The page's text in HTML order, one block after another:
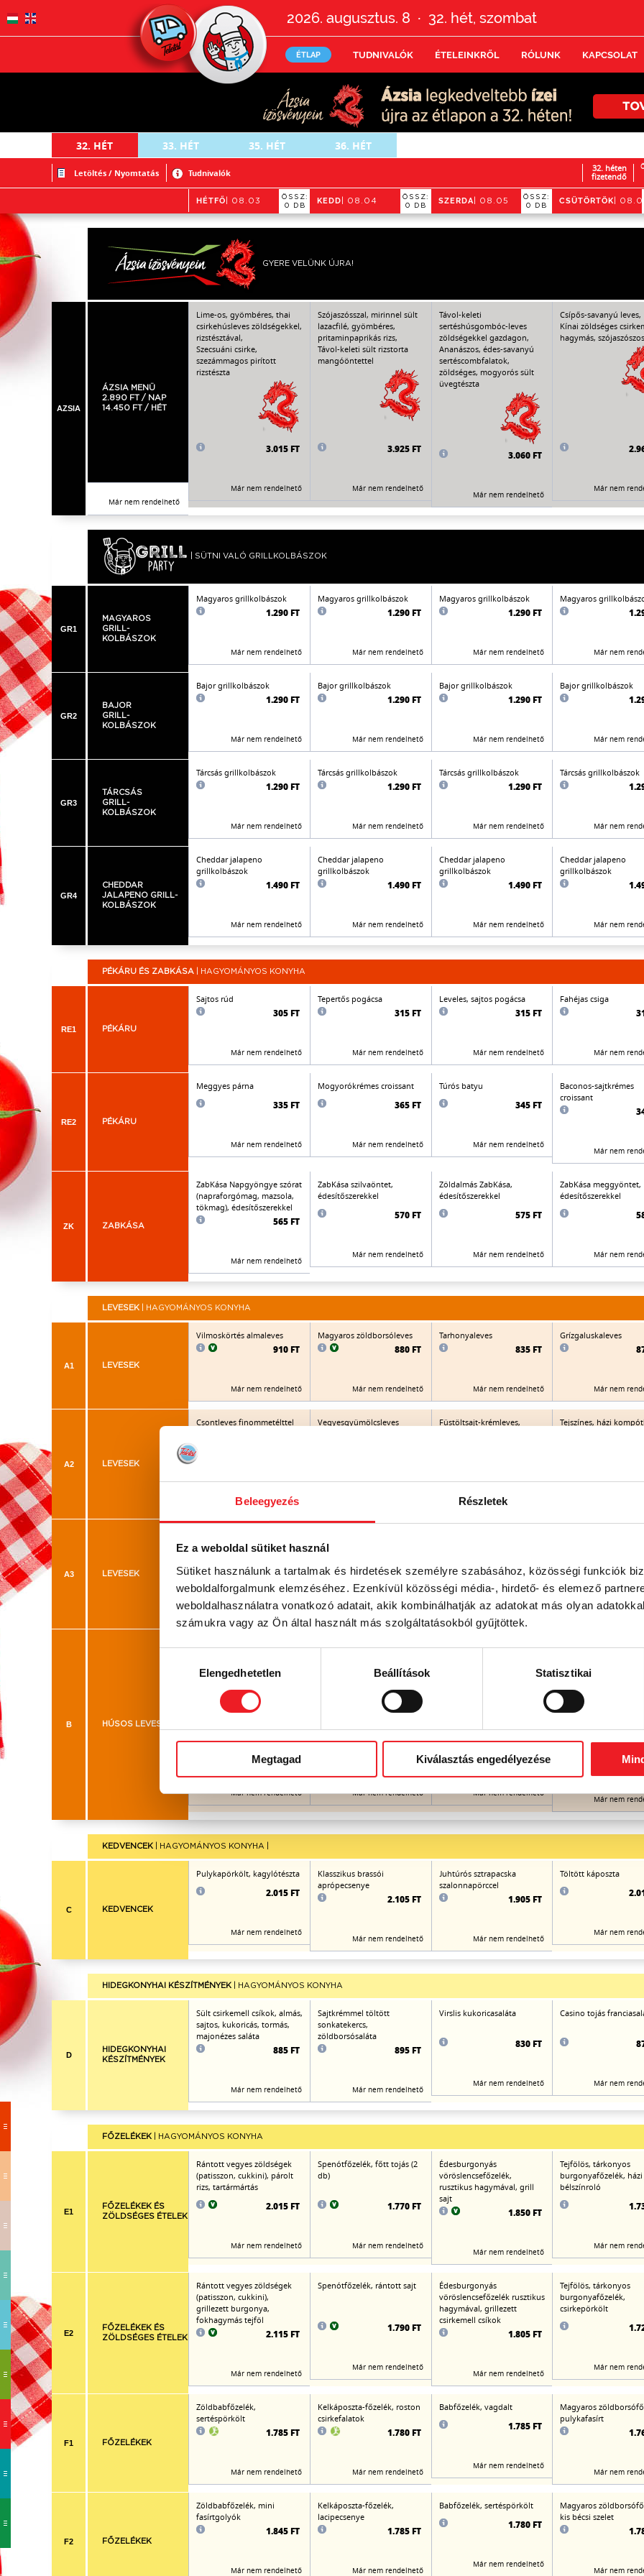
Beleegyezés Részletek
Ez a weboldal sütiket használ
Sütiket használunk a tartalmak és hirdetések személyre szabásához, közösségi funkciók
weboldalforgalmunk elemzéséhez. Ezenkívül közösségi média-, hirdető- és elemező
weboldalhasználatra vonatkozó adatait, akik kombinálhatják az adatokat más olyan
számukra vagy az Ön által használt más szolgáltatásokból gyűjtöttek.
kiválasztásaElengedhetetlen Beállítások Statisztikai
Megtagad Kiválasztás engedélyezése
2026. augusztus. 8 • 32. hét, szombat
ÉTLAP TUDNIVALÓK ÉTELEINKRŐL RÓLUNK KAPCSOLAT
32. HÉT 33. HÉT 35. HÉT 36. HÉT
Letöltés / Nyomtatás Tudnivalók
32. héten
fizetendő
HÉTFŐ | 08.03
ÖSSZ:
0 DB
KEDD | 08.04
ÖSSZ:
0 DB
SZERDA | 08.05
ÖSSZ:
0 DB
CSÜTÖRTÖK |
GYERE VELÜNK ÚJRA!
AZSIA
ÁZSIA MENÜ
2.890 FT / NAP
14.450 FT / HÉT
Már nem rendelhető
Lime-os, gyömbéres, thai
csirkehúsleves zöldségekkel,
rizstésztával,
Szecsuáni csirke,
szezámmagos pirított
rizstészta
3.015 FT
Már nem rendelhető
Szójaszósszal, mirinnel sült
lazacfilé, gyömbéres,
pritaminpaprikás rizs,
Távol-keleti sült rizstorta
mangóöntettel
3.925 FT
Már nem rendelhető
Távol-keleti
sertéshúsgombóc-leves
zöldségekkel gazdagon,
Ananászos, édes-savanyú
sertéscombfalatok,
zöldséges, mogyorós sült
üvegtészta
3.060 FT
Már nem rendelhető
Csípős-savanyú leves,
Kínai zöldséges
hagymás,
Már nem
| SÜTNI VALÓ GRILLKOLBÁSZOK
GR1
MAGYAROS
GRILL-
KOLBÁSZOK
Magyaros grillkolbászok
1.290 FT
Már nem rendelhető
Magyaros grillkolbászok
1.290 FT
Már nem rendelhető
Magyaros grillkolbászok
1.290 FT
Már nem rendelhető
Magyaros
Már nem
GR2
BAJOR
GRILL-
KOLBÁSZOK
Bajor grillkolbászok
1.290 FT
Már nem rendelhető
Bajor grillkolbászok
1.290 FT
Már nem rendelhető
Bajor grillkolbászok
1.290 FT
Már nem rendelhető
Bajor grillkolbászok
Már nem
GR3
TÁRCSÁS
GRILL-
KOLBÁSZOK
Tárcsás grillkolbászok
1.290 FT
Már nem rendelhető
Tárcsás grillkolbászok
1.290 FT
Már nem rendelhető
Tárcsás grillkolbászok
1.290 FT
Már nem rendelhető
Tárcsás grillkolbászok
Már nem
GR4
CHEDDAR
JALAPENO GRILL-
KOLBÁSZOK
Cheddar jalapeno
grillkolbászok
1.490 FT
Már nem rendelhető
Cheddar jalapeno
grillkolbászok
1.490 FT
Már nem rendelhető
Cheddar jalapeno
grillkolbászok
1.490 FT
Már nem rendelhető
Cheddar jalapeno
grillkolbászok
Már nem
PÉKÁRU ÉS ZABKÁSA | HAGYOMÁNYOS KONYHA
RE1 PÉKÁRU
Sajtos rúd
305 FT
Már nem rendelhető
Tepertős pogácsa
315 FT
Már nem rendelhető
Leveles, sajtos pogácsa
315 FT
Már nem rendelhető
Fahéjas csiga
Már nem
RE2 PÉKÁRU
Meggyes párna
335 FT
Már nem rendelhető
Mogyorókrémes croissant
365 FT
Már nem rendelhető
Túrós batyu
345 FT
Már nem rendelhető
Baconos-sajtkrémes
croissant
Már nem
ZK ZABKÁSA
ZabKása Napgyöngye szórat
(napraforgómag, mazsola,
tökmag), édesítőszerekkel
565 FT
Már nem rendelhető
ZabKása szilvaöntet,
édesítőszerekkel
570 FT
Már nem rendelhető
Zöldalmás ZabKása,
édesítőszerekkel
575 FT
Már nem rendelhető
ZabKása meggyöntet,
édesítőszerekkel
Már nem
LEVESEK | HAGYOMÁNYOS KONYHA
A1 LEVESEK
Vilmoskörtés almaleves
910 FT
Már nem rendelhető
Magyaros zöldborsóleves
880 FT
Már nem rendelhető
Tarhonyaleves
835 FT
Már nem rendelhető
Grízgaluskaleves
Már nem
A2 LEVESEK
Csontleves finommetélttel Vegyesgyümölcsleves
Füstöltsajt-krémleves,
Tejszínes, házi
A3 LEVESEK
Már nem rendelhető
leves (zöldségleves
burgonyagombóccal)
880 FT
Már nem rendelhető
Már nem rendelhető Már nem
B HÚSOS LEVESEK
1.005 FT
Már nem rendelhető
1.040 FT
Már nem rendelhető
1.060 FT
Már nem rendelhető
zöldségekkel,
bambuszrüggyel)
Már nem
KEDVENCEK | HAGYOMÁNYOS KONYHA |
C KEDVENCEK
Pulykapörkölt, kagylótészta
2.015 FT
Már nem rendelhető
Klasszikus brassói
aprópecsenye
2.105 FT
Már nem rendelhető
Juhtúrós sztrapacska
szalonnapörccel
1.905 FT
Már nem rendelhető
Töltött káposzta
Már nem
HIDEGKONYHAI KÉSZÍTMÉNYEK | HAGYOMÁNYOS KONYHA
D
HIDEGKONYHAI
KÉSZÍTMÉNYEK
Sült csirkemell csíkok, almás,
sajtos, kukoricás, tormás,
majonézes saláta
885 FT
Már nem rendelhető
Sajtkrémmel töltött
sonkatekercs,
zöldborsósaláta
895 FT
Már nem rendelhető
Virslis kukoricasaláta
830 FT
Már nem rendelhető
Casino tojás
Már nem
FŐZELÉKEK | HAGYOMÁNYOS KONYHA
E1
FŐZELÉKEK ÉS
ZÖLDSÉGES ÉTELEK
Rántott vegyes zöldségek
(patisszon, cukkini), párolt
rizs, tartármártás
2.015 FT
Már nem rendelhető
Spenótfőzelék, főtt tojás (2
db)
1.770 FT
Már nem rendelhető
Édesburgonyás
vöröslencsefőzelék,
rusztikus hagymával, grill
sajt
1.850 FT
Már nem rendelhető
Tejfölös, tárkonyos
burgonyafőzelék, házi
bélszínroló
Már nem
E2
FŐZELÉKEK ÉS
ZÖLDSÉGES ÉTELEK
Rántott vegyes zöldségek
(patisszon, cukkini),
grillezett burgonya,
fokhagymás tejföl
2.115 FT
Már nem rendelhető
Spenótfőzelék, rántott sajt
1.790 FT
Már nem rendelhető
Édesburgonyás
vöröslencsefőzelék rusztikus
hagymával, grillezett
csirkemell csíkok
1.805 FT
Már nem rendelhető
Tejfölös, tárkonyos
burgonyafőzelék,
csirkepörkölt
Már nem
F1 FŐZELÉKEK
Zöldbabfőzelék,
sertéspörkölt
1.785 FT
Már nem rendelhető
Kelkáposzta-főzelék, roston
csirkefalatok
1.780 FT
Már nem rendelhető
Babfőzelék, vagdalt
1.785 FT
Már nem rendelhető
Magyaros
pulykafasírt
Már nem
F2 FŐZELÉKEK
Zöldbabfőzelék, mini
fasírtgolyók
1.845 FT
Már nem rendelhető
Kelkáposzta-főzelék,
lacipecsenye
1.785 FT
Már nem rendelhető
Babfőzelék, sertéspörkölt
1.780 FT
Már nem rendelhető
Magyaros
kis bécsi szelet
Már nem